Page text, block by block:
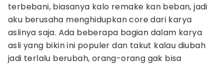
terbebani, biasanya kalo remake kan beban, jadi
aku berusaha menghidupkan core dari karya
aslinya saja. Ada beberapa bagian dalam karya
asli yang bikin ini populer dan takut kalau diubah
jadi terlalu berubah, orang-orang gak bisa